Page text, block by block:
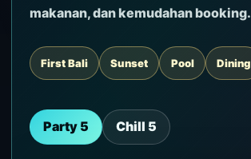
makanan, dan kemudahan booking.
First Bali Sunset Pool Dining
Party 5 Chill 5